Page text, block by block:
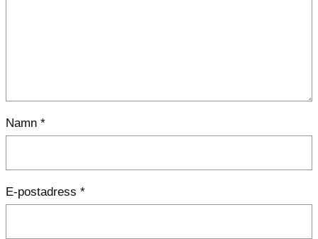
Namn *
E-postadress *